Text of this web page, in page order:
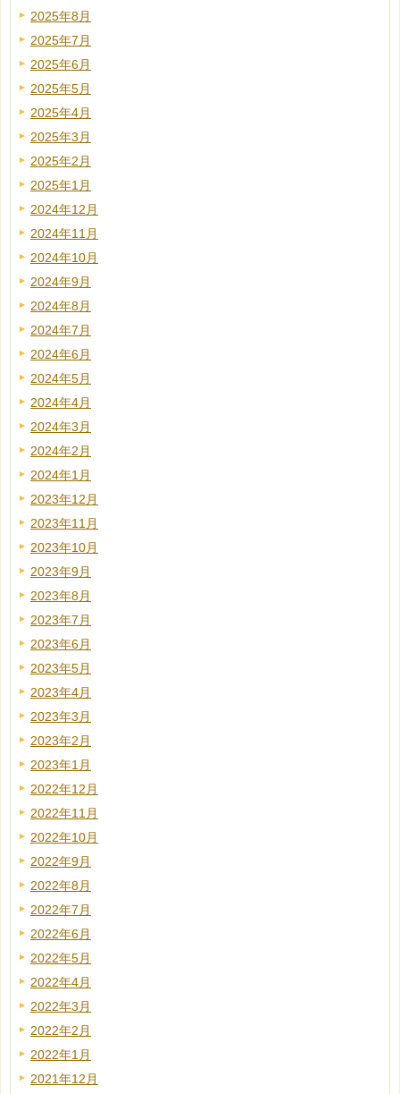
2025年8月
2025年7月
2025年6月
2025年5月
2025年4月
2025年3月
2025年2月
2025年1月
2024年12月
2024年11月
2024年10月
2024年9月
2024年8月
2024年7月
2024年6月
2024年5月
2024年4月
2024年3月
2024年2月
2024年1月
2023年12月
2023年11月
2023年10月
2023年9月
2023年8月
2023年7月
2023年6月
2023年5月
2023年4月
2023年3月
2023年2月
2023年1月
2022年12月
2022年11月
2022年10月
2022年9月
2022年8月
2022年7月
2022年6月
2022年5月
2022年4月
2022年3月
2022年2月
2022年1月
2021年12月